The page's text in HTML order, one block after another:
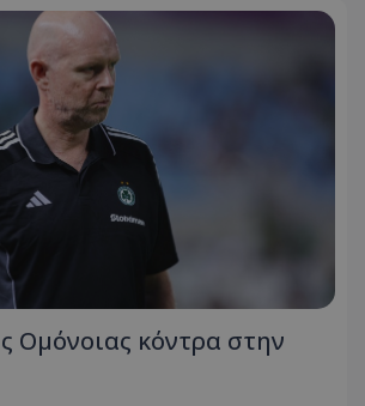
Ομόνοιας κόντρα στην